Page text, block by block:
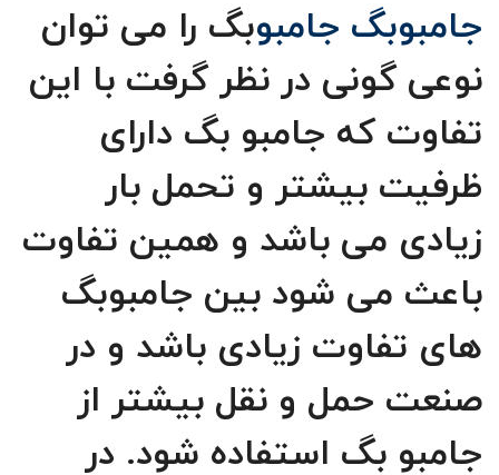
جامبوبگ جامبوبگ را می توان
نوعی گونی در نظر گرفت با این
تفاوت که جامبو بگ دارای
ظرفیت بیشتر و تحمل بار
زیادی می باشد و همین تفاوت
باعث می شود بین جامبوبگ
های تفاوت زیادی باشد و در
صنعت حمل و نقل بیشتر از
جامبو بگ استفاده شود. در